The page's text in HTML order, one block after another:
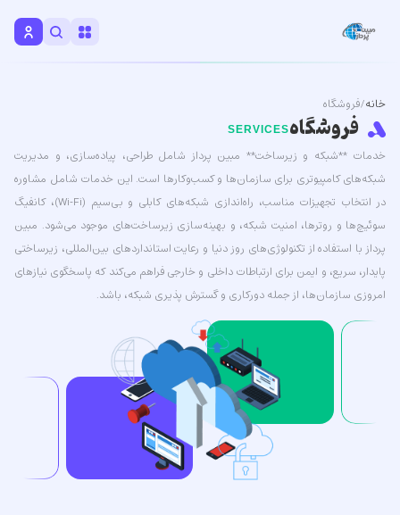
خانه/ فروشگاه
فروشگاهSERVICES
خدمات **شبکه و زیرساخت** مبین پرداز شامل طراحی، پیاده‌سازی، و مدیریت
شبکه‌های کامپیوتری برای سازمان‌ها و کسب‌وکارها است. این خدمات شامل مشاوره
در انتخاب تجهیزات مناسب، راه‌اندازی شبکه‌های کابلی و بی‌سیم (Wi-Fi)، کانفیگ
سوئیچ‌ها و روترها، امنیت شبکه، و بهینه‌سازی زیرساخت‌های موجود می‌شود. مبین
پرداز با استفاده از تکنولوژی‌های روز دنیا و رعایت استانداردهای بین‌المللی، زیرساختی
پایدار، سریع، و ایمن برای ارتباطات داخلی و خارجی فراهم می‌کند که پاسخگوی نیازهای
امروزی سازمان‌ها، از جمله دورکاری و گسترش پذیری شبکه، باشد.